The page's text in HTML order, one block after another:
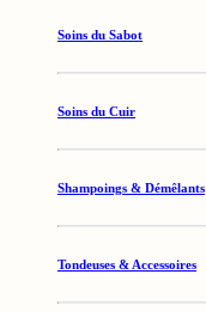
Soins du Sabot
Soins du Cuir
Shampoings & Démêlants
Tondeuses & Accessoires